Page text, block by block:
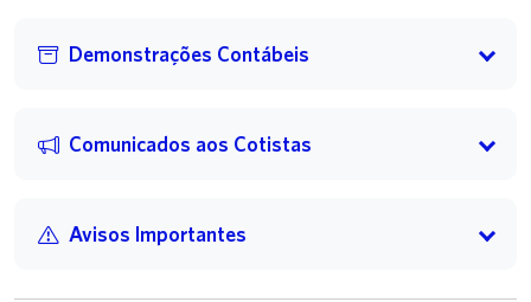
Demonstrações Contábeis
Comunicados aos Cotistas
Avisos Importantes